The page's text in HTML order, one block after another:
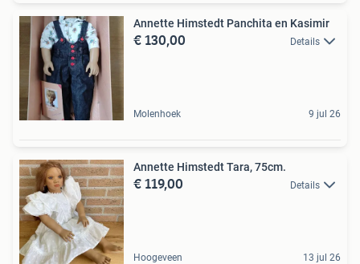
Annette Himstedt Panchita en Kasimir
€ 130,00 Details
Molenhoek 9 jul 26
Annette Himstedt Tara, 75cm.
€ 119,00 Details
Hoogeveen 13 jul 26